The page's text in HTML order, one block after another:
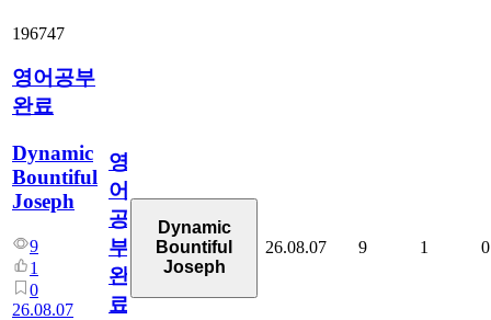
196747
영어공부
완료
Dynamic
Bountiful
Joseph
9
1
0
26.08.07
영
어
공
부
완
료
Dynamic
Bountiful
Joseph
26.08.07 9 1 0